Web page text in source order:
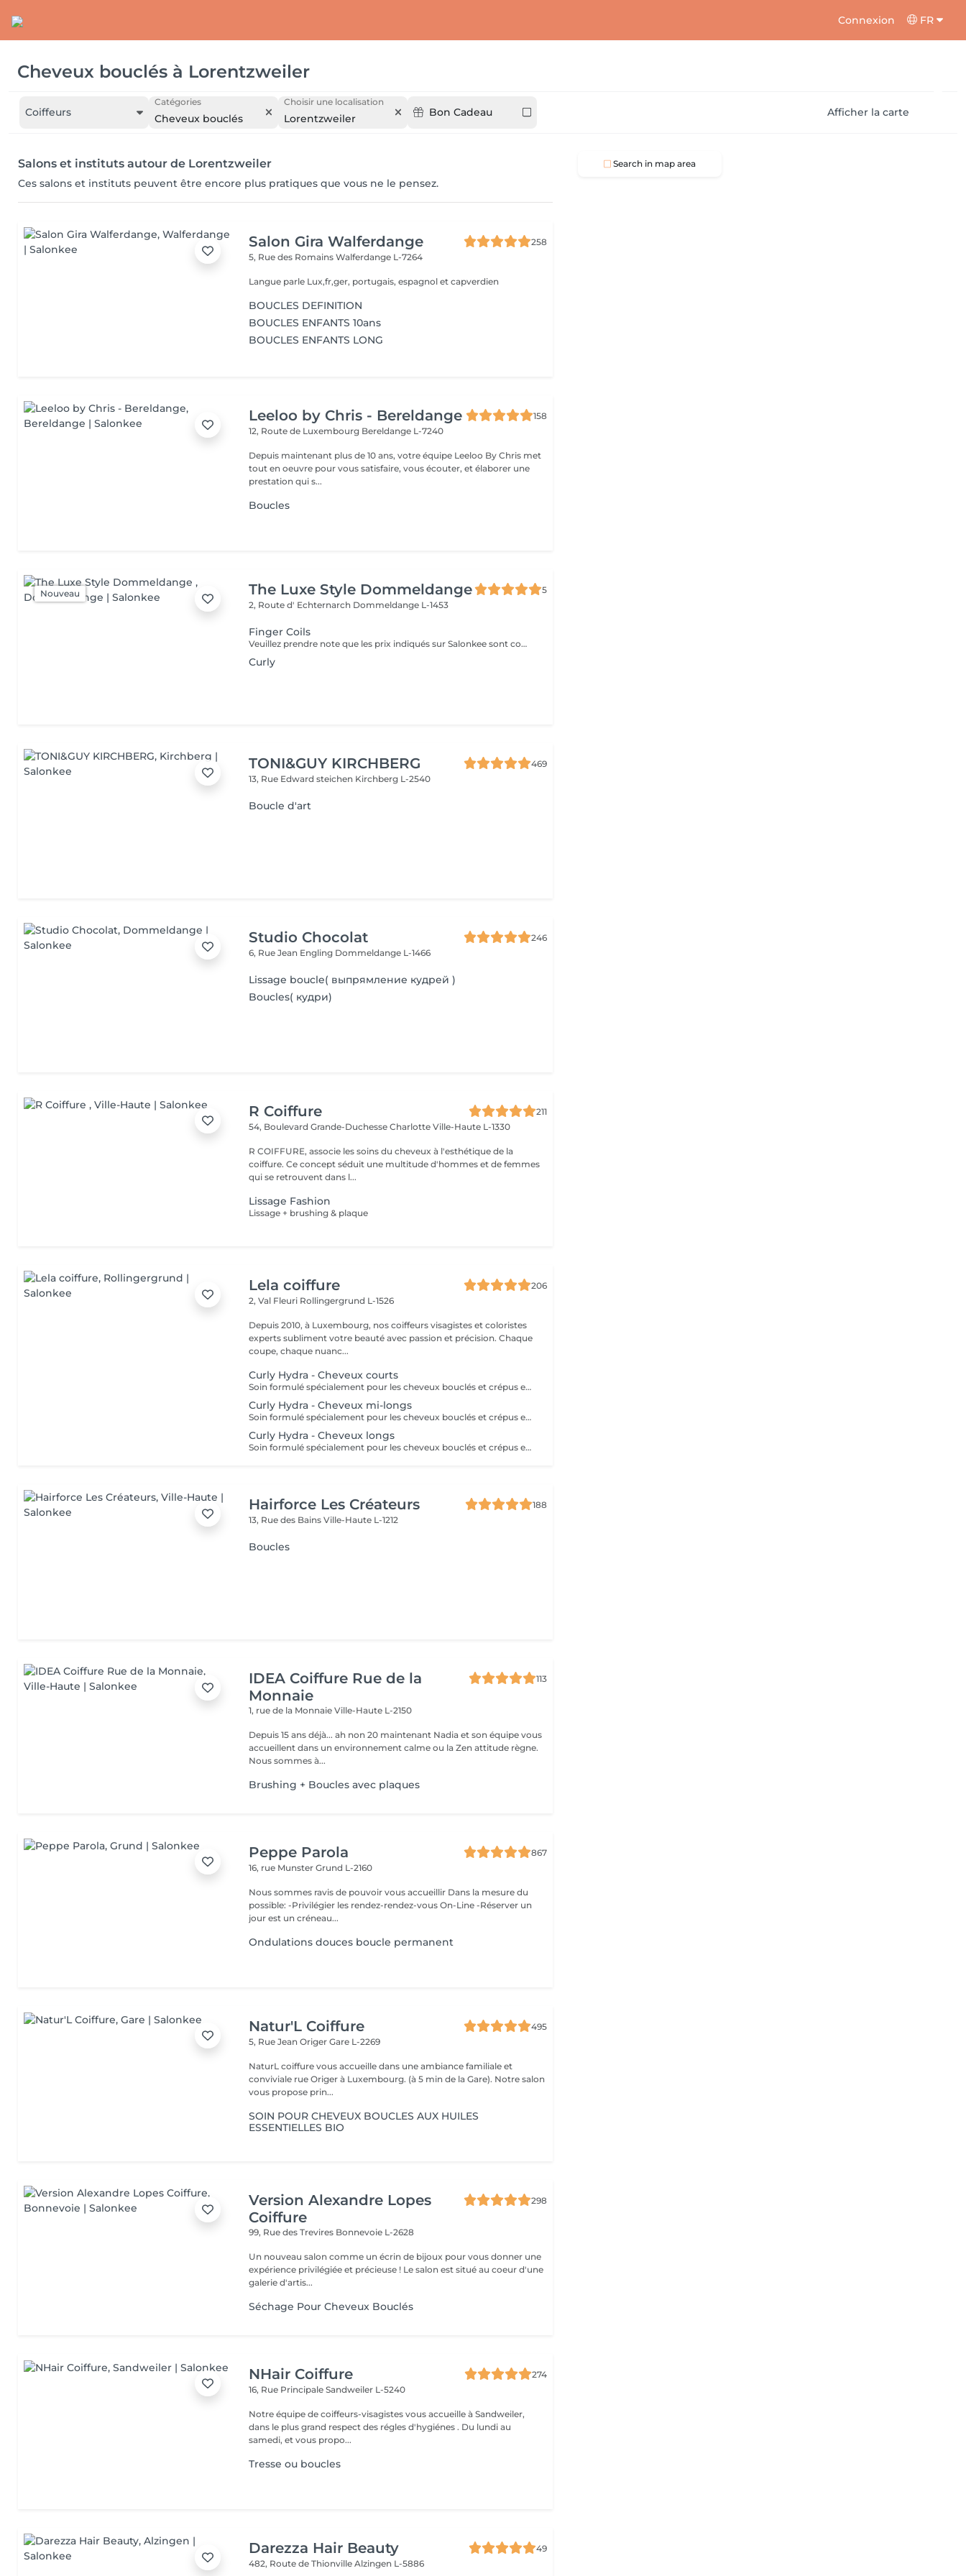
Connexion FR
Cheveux bouclés à Lorentzweiler
Coiffeurs
Catégories
Cheveux bouclés
Choisir une localisation
Lorentzweiler Bon Cadeau Afficher la carte
Salons et instituts autour de Lorentzweiler
Ces salons et instituts peuvent être encore plus pratiques que vous ne le pensez.
Salon Gira Walferdange
258
5, Rue des RomainsWalferdange L-7264
Langue parle Lux,fr,ger, portugais, espagnol et capverdien
BOUCLES DEFINITION
BOUCLES ENFANTS 10ans
BOUCLES ENFANTS LONG
Leeloo by Chris - Bereldange
158
12, Route de Luxembourg Bereldange L-7240
Depuis maintenant plus de 10 ans, votre équipe Leeloo By Chris met
tout en oeuvre pour vous satisfaire, vous écouter, et élaborer une
prestation qui s...
Boucles
Nouveau The Luxe Style Dommeldange
5
2, Route d' Echternarch Dommeldange L-1453
Finger Coils
Veuillez prendre note que les prix indiqués sur Salonkee sont communiqués à titre informatif et s'entendent de base. Ces derniers sont susceptibles de varier selon le diagnostic réalisé à votre arrivée au salon et l'expertise du professionnel à qui vous confiez votre beauté. Dans tous les cas, un devis précis vous sera proposé et toutes réalisations de prestations seront effectuées avec votre accord. Un grand merci d'avance pour votre compréhension. Au plaisir de vous recevoir très vite.
Curly
TONI&GUY KIRCHBERG
469
13, Rue Edward steichen Kirchberg L-2540
Boucle d'art
Studio Chocolat
246
6, Rue Jean Engling Dommeldange L-1466
Lissage boucle( выпрямление кудрей )
Boucles( кудри)
R Coiffure
211
54, Boulevard Grande-Duchesse CharlotteVille-Haute L-1330
R COIFFURE, associe les soins du cheveux à l'esthétique de la
coiffure. Ce concept séduit une multitude d'hommes et de femmes
qui se retrouvent dans l...
Lissage Fashion
Lissage + brushing & plaque
Lela coiffure
206
2, Val Fleuri Rollingergrund L-1526
Depuis 2010, à Luxembourg, nos coiffeurs visagistes et coloristes
experts subliment votre beauté avec passion et précision. Chaque
coupe, chaque nuanc...
Curly Hydra - Cheveux courts
Soin formulé spécialement pour les cheveux bouclés et crépus en manque de définition et d'hydratation. Ce soin comprend 5 étapes qui aideront votre chevelure à retrouver sa vivacité. ( séchage son inclu dans le tarif ) Nous restons à votre disposition pour plus d'informations
Curly Hydra - Cheveux mi-longs
Soin formulé spécialement pour les cheveux bouclés et crépus en manque de définition et d'hydratation. Ce soin comprend 5 étapes qui aideront votre chevelure à retrouver sa vivacité. ( Séchage non inclu dans le tarif ) Nous restons à votre disposition pour plus d'informations
Curly Hydra - Cheveux longs
Soin formulé spécialement pour les cheveux bouclés et crépus en manque de définition et d'hydratation. Ce soin comprend 5 étapes qui aideront votre chevelure à retrouver sa vivacité. Nous restons à votre disposition pour plus d'informations
Hairforce Les Créateurs
188
13, Rue des BainsVille-Haute L-1212
Boucles
IDEA Coiffure Rue de la
Monnaie
113
1, rue de la MonnaieVille-Haute L-2150
Depuis 15 ans déjà... ah non 20 maintenant Nadia et son équipe vous
accueillent dans un environnement calme ou la Zen attitude règne.
Nous sommes à...
Brushing + Boucles avec plaques
Peppe Parola
867
16, rue MunsterGrund L-2160
Nous sommes ravis de pouvoir vous accueillir Dans la mesure du
possible: -Privilégier les rendez-rendez-vous On-Line -Réserver un
jour est un créneau...
Ondulations douces boucle permanent
Natur'L Coiffure
495
5, Rue Jean OrigerGare L-2269
NaturL coiffure vous accueille dans une ambiance familiale et
conviviale rue Origer à Luxembourg. (à 5 min de la Gare). Notre salon
vous propose prin...
SOIN POUR CHEVEUX BOUCLES AUX HUILES
ESSENTIELLES BIO
Version Alexandre Lopes
Coiffure
298
99, Rue des Trevires Bonnevoie L-2628
Un nouveau salon comme un écrin de bijoux pour vous donner une
expérience privilégiée et précieuse ! Le salon est situé au coeur d'une
galerie d'artis...
Séchage Pour Cheveux Bouclés
NHair Coiffure
274
16, Rue PrincipaleSandweiler L-5240
Notre équipe de coiffeurs-visagistes vous accueille à Sandweiler,
dans le plus grand respect des régles d'hygiénes . Du lundi au
samedi, et vous propo...
Tresse ou boucles
Darezza Hair Beauty
49
482, Route de ThionvilleAlzingen L-5886
Search in map area